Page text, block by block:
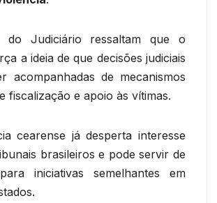
do Judiciário ressaltam que o
a ideia de que decisões judiciais
acompanhadas de mecanismos
fiscalização e apoio às vítimas.
cearense já desperta interesse
brasileiros e pode servir de
iniciativas semelhantes em